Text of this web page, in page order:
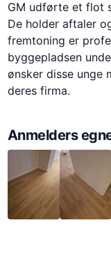
GM udførte et flot
De holder aftaler
fremtoning er
byggepladsen
ønsker disse unge
deres firma.
Anmelders